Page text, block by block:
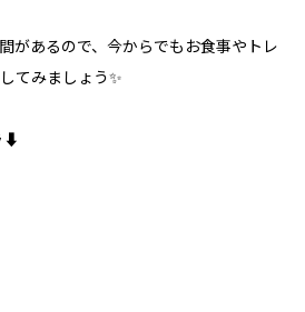
があるので、今からでもお食事やトレ
てみましょう✨
⬇️